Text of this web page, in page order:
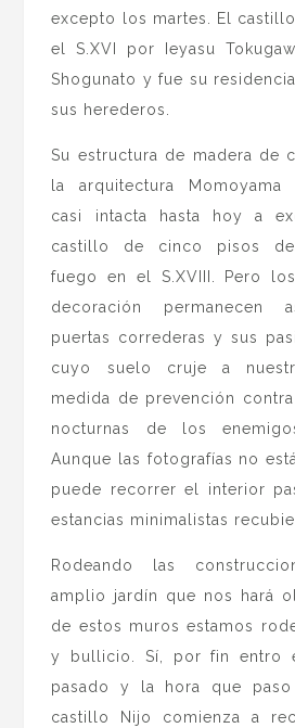
excepto los martes. El
el S.XVI por Ieyasu
Shogunato y fue su
sus herederos.
Su estructura de madera de
la arquitectura Momoyama
casi intacta hasta hoy a
castillo de cinco pisos
fuego en el S.XVIII. Pero
decoración permanecen
puertas correderas y sus
cuyo suelo cruje a
medida de prevención
nocturnas de los
Aunque las fotografías no
puede recorrer el interior
estancias minimalistas
Rodeando las
amplio jardín que nos hará
de estos muros estamos
y bullicio. Sí, por fin entro
pasado y la hora que paso
castillo Nijo comienza a